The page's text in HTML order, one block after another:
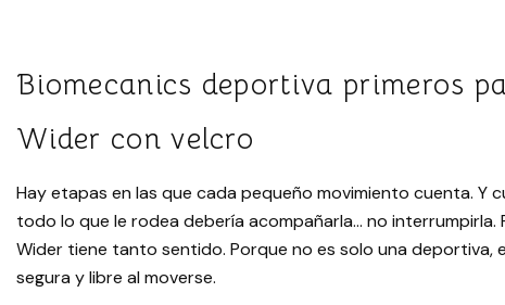
Biomecanics deportiva primeros
Wider con velcro
Hay etapas en las que cada pequeño movimiento cuenta. Y
todo lo que le rodea debería acompañarla… no interrumpirla.
Wider tiene tanto sentido. Porque no es solo una deportiva,
segura y libre al moverse.